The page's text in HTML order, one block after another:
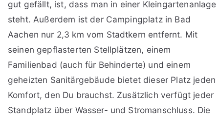
gut gefällt, ist, dass man in einer Kleingartenanlage
steht. Außerdem ist der Campingplatz in Bad
Aachen nur 2,3 km vom Stadtkern entfernt. Mit
seinen gepflasterten Stellplätzen, einem
Familienbad (auch für Behinderte) und einem
geheizten Sanitärgebäude bietet dieser Platz jeden
Komfort, den Du brauchst. Zusätzlich verfügt jeder
Standplatz über Wasser- und Stromanschluss. Die